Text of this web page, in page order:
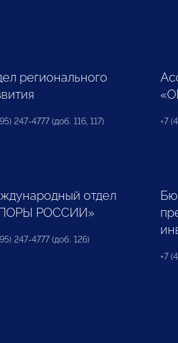
регионального
247-4777 (доб. 116, 117) +7
отдел
РОССИИ»
247-4777 (доб. 126)
+7